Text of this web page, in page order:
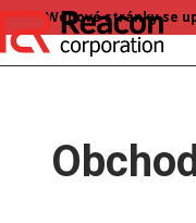
Webové stránky se